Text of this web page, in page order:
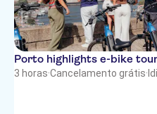
Porto highlights e-bike
3 horas·Cancelamento grátis·